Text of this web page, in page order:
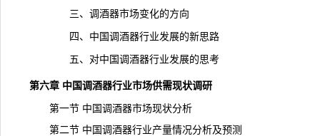
三、调酒器市场变化的方向
四、中国调酒器行业发展的新思路
五、对中国调酒器行业发展的思考
第六章 中国调酒器行业市场供需现状调研
第一节 中国调酒器市场现状分析
第二节 中国调酒器行业产量情况分析及预测